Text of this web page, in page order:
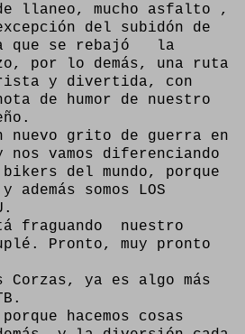
llaneo, mucho asfalto ,
del subidón de
que se rebajó la
por lo demás, una ruta
y divertida, con
de humor de nuestro
nuevo grito de guerra en
vamos diferenciando
del mundo, porque
además somos LOS
fraguando nuestro
Pronto, muy pronto
Corzas, ya es algo más
hacemos cosas